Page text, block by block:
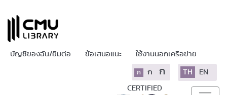
บัญชีของฉัน/ยืมต่อ ข้อเสนอแนะ ใช้งานนอกเครือข่าย
ก ก ก TH EN
CERTIFIED